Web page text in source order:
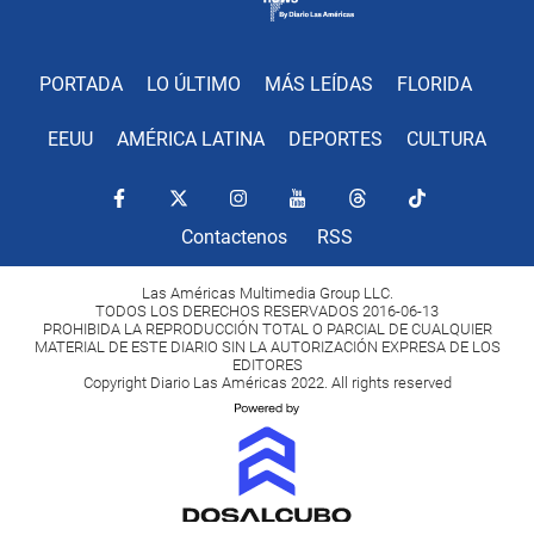
PORTADA LO ÚLTIMO MÁS LEÍDAS FLORIDA
EEUU AMÉRICA LATINA DEPORTES CULTURA
Contactenos RSS
Las Américas Multimedia Group LLC.
TODOS LOS DERECHOS RESERVADOS 2016-06-13
PROHIBIDA LA REPRODUCCIÓN TOTAL O PARCIAL DE CUALQUIER
MATERIAL DE ESTE DIARIO SIN LA AUTORIZACIÓN EXPRESA DE LOS
EDITORES
Copyright Diario Las Américas 2022. All rights reserved